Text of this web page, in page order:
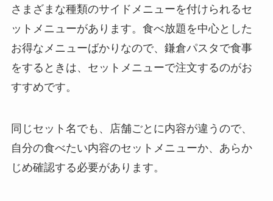
さまざまな種類のサイドメニューを付けられるセ
ットメニューがあります。食べ放題を中心とした
お得なメニューばかりなので、鎌倉パスタで食事
をするときは、セットメニューで注文するのがお
すすめです。
同じセット名でも、店舗ごとに内容が違うので、
自分の食べたい内容のセットメニューか、あらか
じめ確認する必要があります。